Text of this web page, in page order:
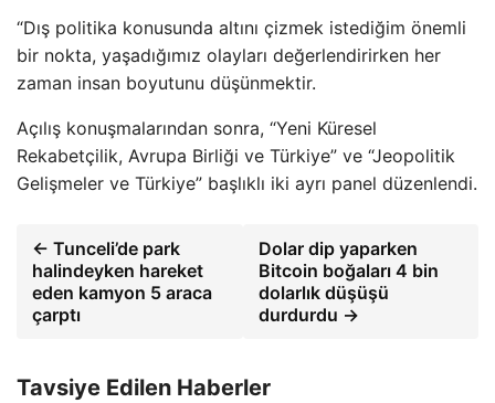
“Dış politika konusunda altını çizmek istediğim önemli
bir nokta, yaşadığımız olayları değerlendirirken her
zaman insan boyutunu düşünmektir.
Açılış konuşmalarından sonra, “Yeni Küresel
Rekabetçilik, Avrupa Birliği ve Türkiye” ve “Jeopolitik
Gelişmeler ve Türkiye” başlıklı iki ayrı panel düzenlendi.
← Tunceli’de park
halindeyken hareket
eden kamyon 5 araca
çarptı
Dolar dip yaparken
Bitcoin boğaları 4 bin
dolarlık düşüşü
durdurdu →
Tavsiye Edilen Haberler